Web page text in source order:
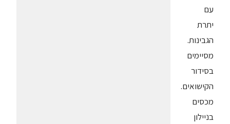
עם
יתרת
הגבינות.
מסיימים
בסידור
הקישואים.
מכסים
בניילון